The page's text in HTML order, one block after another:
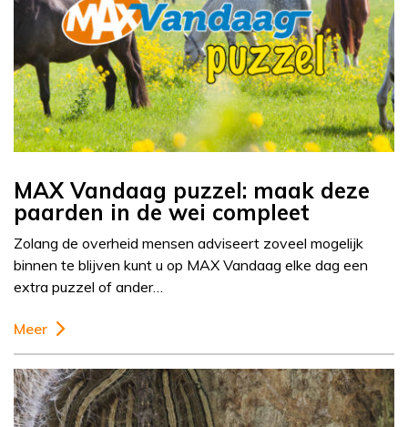
MAX Vandaag puzzel: maak deze
paarden in de wei compleet
Zolang de overheid mensen adviseert zoveel mogelijk
binnen te blijven kunt u op MAX Vandaag elke dag een
extra puzzel of ander…
Meer